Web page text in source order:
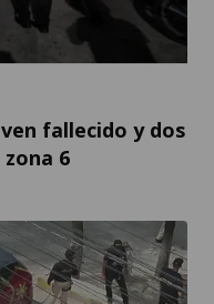
fallecido y dos
6